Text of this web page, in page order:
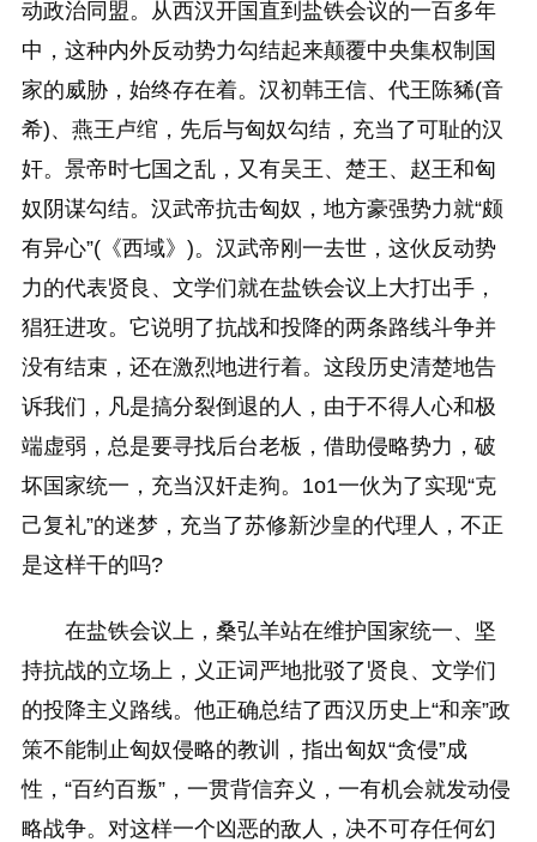
动政治同盟。从西汉开国直到盐铁会议的一百多年
中，这种内外反动势力勾结起来颠覆中央集权制国
家的威胁，始终存在着。汉初韩王信、代王陈豨(音
希)、燕王卢绾，先后与匈奴勾结，充当了可耻的汉
奸。景帝时七国之乱，又有吴王、楚王、赵王和匈
奴阴谋勾结。汉武帝抗击匈奴，地方豪强势力就“颇
有异心”(《西域》)。汉武帝刚一去世，这伙反动势
力的代表贤良、文学们就在盐铁会议上大打出手，
猖狂进攻。它说明了抗战和投降的两条路线斗争并
没有结束，还在激烈地进行着。这段历史清楚地告
诉我们，凡是搞分裂倒退的人，由于不得人心和极
端虚弱，总是要寻找后台老板，借助侵略势力，破
坏国家统一，充当汉奸走狗。1o1一伙为了实现“克
己复礼”的迷梦，充当了苏修新沙皇的代理人，不正
是这样干的吗?
在盐铁会议上，桑弘羊站在维护国家统一、坚
持抗战的立场上，义正词严地批驳了贤良、文学们
的投降主义路线。他正确总结了西汉历史上“和亲”政
策不能制止匈奴侵略的教训，指出匈奴“贪侵”成
性，“百约百叛”，一贯背信弃义，一有机会就发动侵
略战争。对这样一个凶恶的敌人，决不可存任何幻